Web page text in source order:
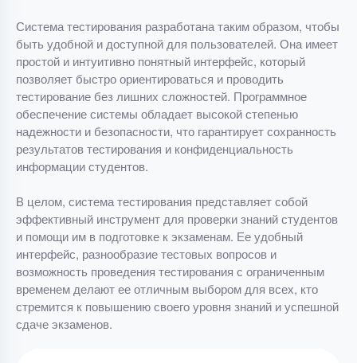
Система тестирования разработана таким образом, чтобы
быть удобной и доступной для пользователей. Она имеет
простой и интуитивно понятный интерфейс, который
позволяет быстро ориентироваться и проводить
тестирование без лишних сложностей. Программное
обеспечение системы обладает высокой степенью
надежности и безопасности, что гарантирует сохранность
результатов тестирования и конфиденциальность
информации студентов.
В целом, система тестирования представляет собой
эффективный инструмент для проверки знаний студентов
и помощи им в подготовке к экзаменам. Ее удобный
интерфейс, разнообразие тестовых вопросов и
возможность проведения тестирования с ограниченным
временем делают ее отличным выбором для всех, кто
стремится к повышению своего уровня знаний и успешной
сдаче экзаменов.